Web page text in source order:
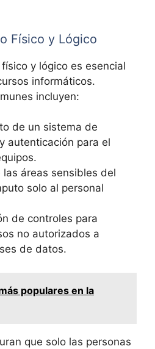
Físico y Lógico
y lógico es esencial
informáticos.
incluyen:
de un sistema de
autenticación para el
las áreas sensibles del
solo al personal
de controles para
no autorizados a
de datos.
populares en la
que solo las personas